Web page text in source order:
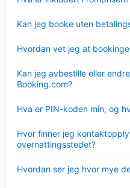
mindre
Kan jeg booke uten
mindre
Hvordan vet jeg at
mindre
Kan jeg avbestille eller
Booking.com?
mindre
Hva er PIN-koden min, og
mindre
Hvor finner jeg
overnattingsstedet?
mindre
Hvordan ser jeg hvor mye
mindre